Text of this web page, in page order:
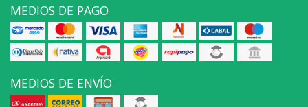
MEDIOS DE PAGO
MEDIOS DE ENVÍO